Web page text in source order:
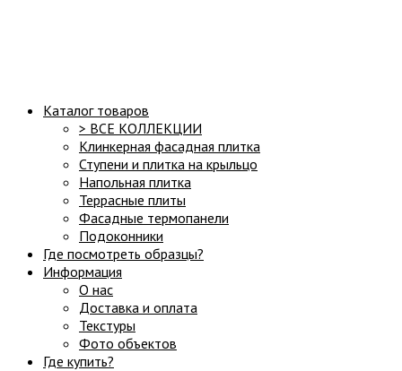
Каталог товаров
> ВСЕ КОЛЛЕКЦИИ
Клинкерная фасадная плитка
Ступени и плитка на крыльцо
Напольная плитка
Террасные плиты
Фасадные термопанели
Подоконники
Где посмотреть образцы?
Информация
О нас
Доставка и оплата
Текстуры
Фото объектов
Где купить?